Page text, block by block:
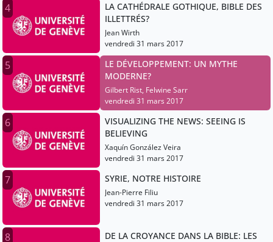
4
LA CATHÉDRALE GOTHIQUE, BIBLE DES
ILLETTRÉS?
Jean Wirth
vendredi 31 mars 2017
5
LE DÉVELOPPEMENT: UN MYTHE
MODERNE?
Gilbert Rist, Felwine Sarr
vendredi 31 mars 2017
6
VISUALIZING THE NEWS: SEEING IS
BELIEVING
Xaquín González Veira
vendredi 31 mars 2017
7 SYRIE, NOTRE HISTOIRE
Jean-Pierre Filiu
vendredi 31 mars 2017
8
DE LA CROYANCE DANS LA BIBLE: LES